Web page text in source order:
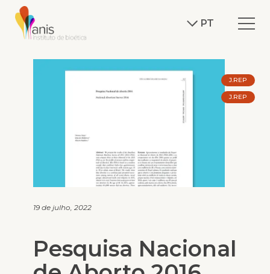
PT
J.REP
J.REP
19 de julho, 2022
Pesquisa Nacional